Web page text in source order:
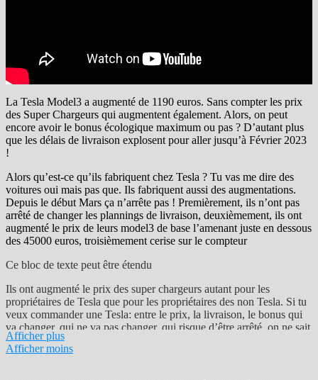
La Tesla Model3 a augmenté de 1190 euros. Sans compter les prix
des Super Chargeurs qui augmentent également. Alors, on peut
encore avoir le bonus écologique maximum ou pas ? D’autant plus
que les délais de livraison explosent pour aller jusqu’à Février 2023
!
Alors qu’est-ce qu’ils fabriquent chez Tesla ? Tu vas me dire des
voitures oui mais pas que. Ils fabriquent aussi des augmentations.
Depuis le début Mars ça n’arrête pas ! Premièrement, ils n’ont pas
arrêté de changer les plannings de livraison, deuxièmement, ils ont
augmenté le prix de leurs model3 de base l’amenant juste en dessous
des 45000 euros, troisièmement cerise sur le compteur
Ce bloc de texte peut être étendu
Ils ont augmenté le prix des super chargeurs autant pour les
propriétaires de Tesla que pour les propriétaires des non Tesla. Si tu
veux commander une Tesla: entre le prix, la livraison, le bonus qui
va changer, qui ne va pas changer, qui risque d’être arrêté, on ne sait
pas entre le prix du model3 de base, le prix des options, le délai de la
livraison, on ne s’y retrouve plus !
Afficher plus
Afficher moins